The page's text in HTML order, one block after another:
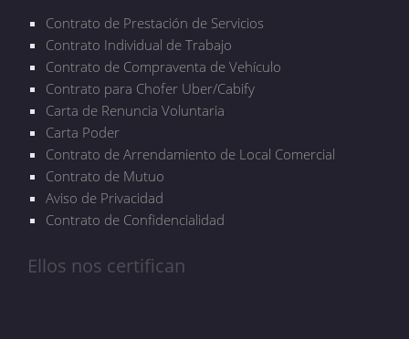
Contrato de Prestación de Servicios
Contrato Individual de Trabajo
Contrato de Compraventa de Vehículo
Contrato para Chofer Uber/Cabify
Carta de Renuncia Voluntaria
Carta Poder
Contrato de Arrendamiento de Local Comercial
Contrato de Mutuo
Aviso de Privacidad
Contrato de Confidencialidad
Ellos nos certifican